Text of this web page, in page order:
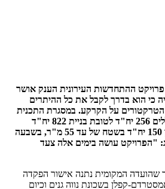
ההתחדשות העירונית הענק אושר
כי הוא בדרך לקבל את כל ההיתרים
הטרקטורים על הקרקע. במסגרת התכנית
יהרסו 12 מבנים ישנים הכוללים 256 יח"ד לטובת בניית 822 יח"ד
חדשות בתמהיל מגוון, בתוכן 150 יח"ד בשטח של עד 55 מ"ר, בשבעה
"הפרויקט עושה בימים אלה צעד
שהועדה המקומית נתנה אישור הפקדה
קפלן בשכונת נווה גנים וכיום